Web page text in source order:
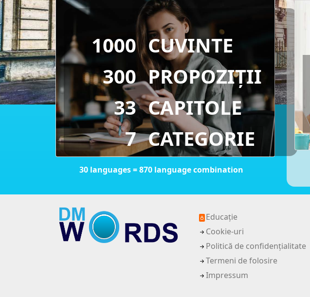
1000
300
33
7
CUVINTE
PROPOZIȚII
CAPITOLE
CATEGORIE
30 languages = 870 language combination
Educație
Cookie-uri
Politică de confidențialitate
Termeni de folosire
Impressum